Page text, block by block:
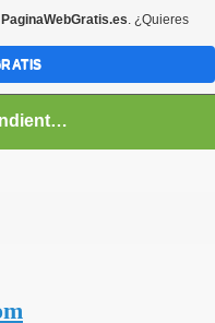
Artistas Independientes
PaginaWebGratis.es. ¿Quieres